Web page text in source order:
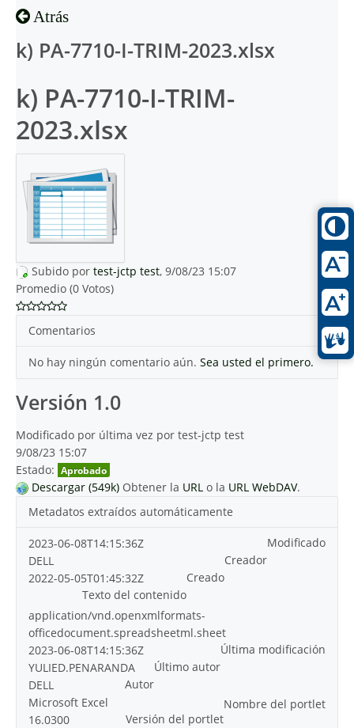
Atrás
k) PA-7710-I-TRIM-2023.xlsx
k) PA-7710-I-TRIM-
2023.xlsx
Subido por test-jctp test, 9/08/23 15:07
Promedio (0 Votos)
Comentarios
No hay ningún comentario aún. Sea usted el primero.
Versión 1.0
Modificado por última vez por test-jctp test
9/08/23 15:07
Estado: Aprobado
Descargar (549k) Obtener la URL o la URL WebDAV.
Metadatos extraídos automáticamente
Modificado
2023-06-08T14:15:36Z
Creador
DELL
Creado
2022-05-05T01:45:32Z
Texto del contenido
application/vnd.openxmlformats-
officedocument.spreadsheetml.sheet
Última modificación
2023-06-08T14:15:36Z
Último autor
YULIED.PENARANDA
Autor
DELL
Nombre del portlet
Microsoft Excel
Versión del portlet
16.0300